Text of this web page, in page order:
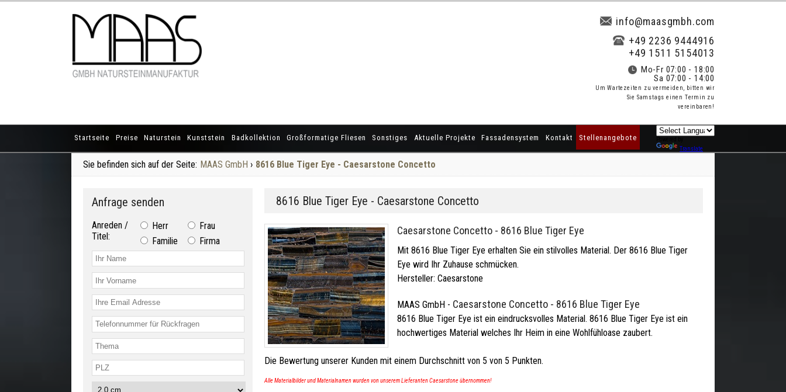
info@maasgmbh.com
+49 2236 9444916
+49 1511 5154013
Mo-Fr 07:00 - 18:00
Sa 07:00 - 14:00
Um Wartezeiten zu vermeiden, bitten wir
Sie Samstags einen Termin zu
vereinbaren!
Startseite Preise Naturstein Kunststein Badkollektion Großformatige Fliesen Sonstiges Aktuelle Projekte Fassadensystem Kontakt Stellenangebote
Translate
Sie befinden sich auf der Seite: MAAS GmbH › 8616 Blue Tiger Eye - Caesarstone Concetto
8616 Blue Tiger Eye - Caesarstone Concetto
Caesarstone Concetto - 8616 Blue Tiger Eye
Mit 8616 Blue Tiger Eye erhalten Sie ein stilvolles Material. Der 8616 Blue Tiger
Eye wird Ihr Zuhause schmücken.
Hersteller: Caesarstone
MAAS GmbH - Caesarstone Concetto - 8616 Blue Tiger Eye
8616 Blue Tiger Eye ist ein eindrucksvolles Material. 8616 Blue Tiger Eye ist ein
hochwertiges Material welches Ihr Heim in eine Wohlfühloase zaubert.
Die Bewertung unserer Kunden mit einem Durchschnitt von 5 von 5 Punkten.
Alle Materialbilder und Materialnamen wurden von unserem Lieferanten Caesarstone übernommen!
Anfrage senden
Anreden /
Titel:
Herr
Frau
Familie
Firma